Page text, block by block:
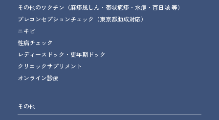
その他のワクチン （麻疹風しん・帯状疱疹・水痘・百日咳 等）
プレコンセプションチェック （東京都助成対応）
ニキビ
性病チェック
レディースドック・更年期ドック
クリニックサプリメント
オンライン診療
その他